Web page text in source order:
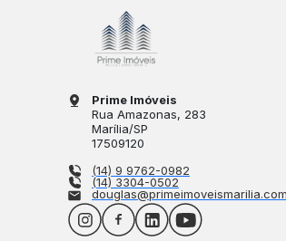
Prime Imóveis
Rua Amazonas, 283
Marília/SP
17509120
(14) 9 9762-0982
(14) 3304-0502